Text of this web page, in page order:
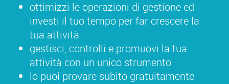
ottimizzi le operazioni di gestione ed
investi il tuo tempo per far crescere la
tua attività
gestisci, controlli e promuovi la tua
attività con un unico strumento
lo puoi provare subito gratuitamente